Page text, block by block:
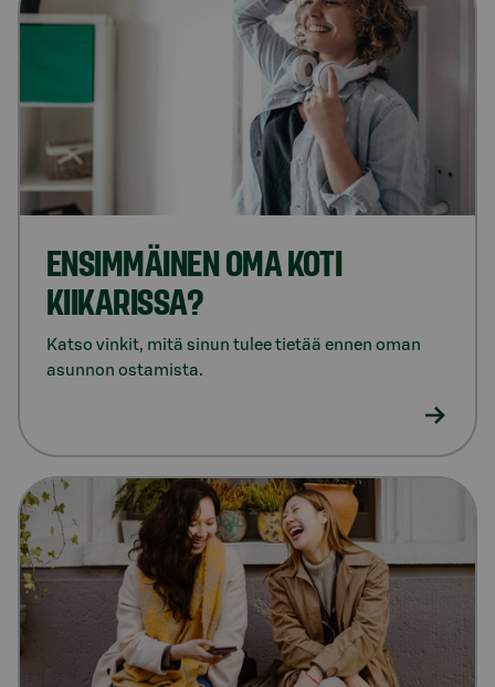
ENSIMMÄINEN OMA KOTI
KIIKARISSA?
Katso vinkit, mitä sinun tulee tietää ennen oman
asunnon ostamista.